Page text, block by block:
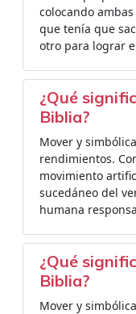
colocando
que tenía que
otro para lograr
¿Qué
Biblia?
Mover y
rendimientos.
movimiento
sucedáneo del
humana
¿Qué
Biblia?
Mover y